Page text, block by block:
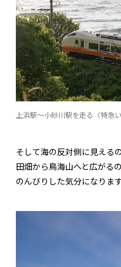
上浜駅〜小砂川駅を走る〈特急い
そして海の反対側に見える
田畑から鳥海山へと広がる
のんびりした気分になりま